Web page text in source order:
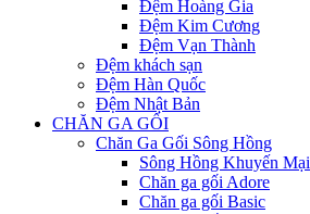
Đệm Hoàng Gia
Đệm Kim Cương
Đệm Vạn Thành
Đệm khách sạn
Đệm Hàn Quốc
Đệm Nhật Bản
CHĂN GA GỐI
Chăn Ga Gối Sông Hồng
Sông Hồng Khuyến Mại
Chăn ga gối Adore
Chăn ga gối Basic